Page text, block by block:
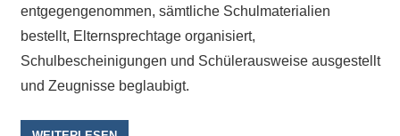
Daneben
gibt
es
viele
zu
entgegengenommen, sämtliche Schulmaterialien
bestellt, Elternsprechtage organisiert,
Schulbescheinigungen und Schülerausweise ausgestellt
und Zeugnisse beglaubigt.